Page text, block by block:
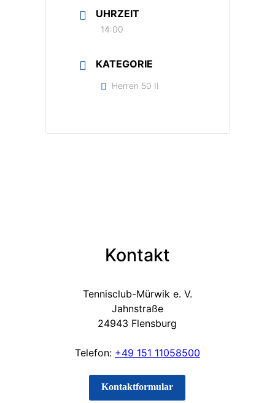
UHRZEIT
14:00
KATEGORIE
Herren 50 II
Kontakt
Tennisclub-Mürwik e. V.
Jahnstraße
24943 Flensburg
Telefon: +49 151 11058500
Kontaktformular